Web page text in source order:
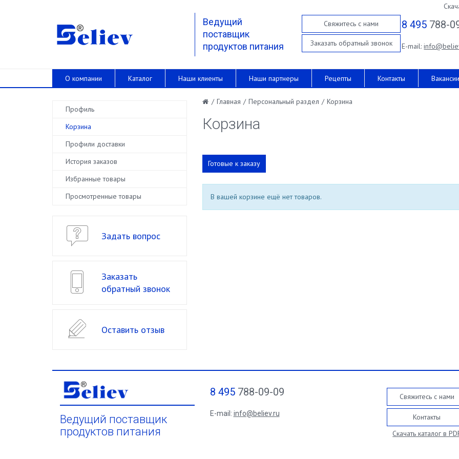
Ведущий
поставщик
продуктов питания
Свяжитесь с нами
Заказать обратный звонок
8 495 788-
E-mail:
О компании Каталог Наши клиенты Наши партнеры Рецепты Контакты Вакансии
/ Главная / Персональный раздел / Корзина
Корзина
Готовые к заказу
В вашей корзине ещё нет товаров.
Профиль
Корзина
Профили доставки
История заказов
Избранные товары
Просмотренные товары
Задать вопрос
Заказать
обратный звонок
Оставить отзыв
Ведущий поставщик
продуктов питания
8 495788-09-09
E-mail: info@believ.ru
Свяжитесь с нами
Контакты
Скачать каталог в